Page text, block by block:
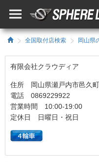
全国取付店検索 岡山県
有限会社クラウディア
住所 岡山県瀬戸内市邑久
電話 0869229922
営業時間 10:00-19:00
定休日 日曜日・祝日